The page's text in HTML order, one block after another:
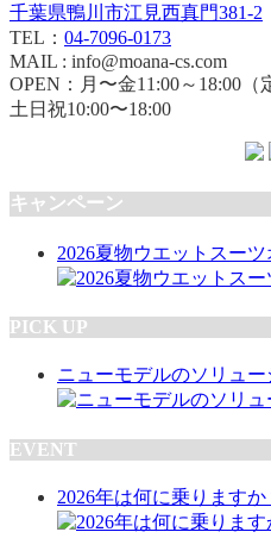
千葉県鴨川市江見西真門381-2
TEL： 04-7096-0173
MAIL : info@moana-cs.com
OPEN：月〜金11:00～18:00
土日祝10:00〜18:00
キャンペーン
2026夏物ウエットスー
PICK UP
ニューモデルのソリュー
EVENT
2026年は何に乗りますか